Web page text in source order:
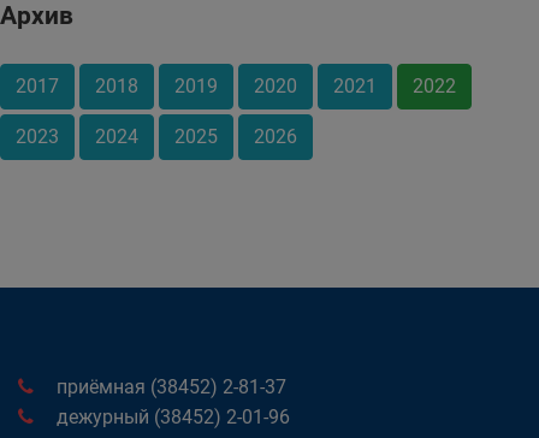
Архив
2017 2018 2019 2020 2021 2022
2023 2024 2025 2026
приёмная (38452) 2-81-37
дежурный (38452) 2-01-96